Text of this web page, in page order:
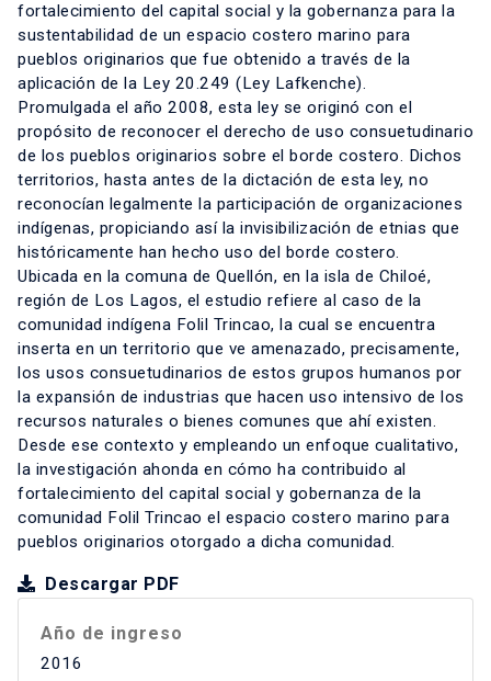
fortalecimiento del capital social y la gobernanza para la
sustentabilidad de un espacio costero marino para
pueblos originarios que fue obtenido a través de la
aplicación de la Ley 20.249 (Ley Lafkenche).
Promulgada el año 2008, esta ley se originó con el
propósito de reconocer el derecho de uso consuetudinario
de los pueblos originarios sobre el borde costero. Dichos
territorios, hasta antes de la dictación de esta ley, no
reconocían legalmente la participación de organizaciones
indígenas, propiciando así la invisibilización de etnias que
históricamente han hecho uso del borde costero.
Ubicada en la comuna de Quellón, en la isla de Chiloé,
región de Los Lagos, el estudio refiere al caso de la
comunidad indígena Folil Trincao, la cual se encuentra
inserta en un territorio que ve amenazado, precisamente,
los usos consuetudinarios de estos grupos humanos por
la expansión de industrias que hacen uso intensivo de los
recursos naturales o bienes comunes que ahí existen.
Desde ese contexto y empleando un enfoque cualitativo,
la investigación ahonda en cómo ha contribuido al
fortalecimiento del capital social y gobernanza de la
comunidad Folil Trincao el espacio costero marino para
pueblos originarios otorgado a dicha comunidad.
Descargar PDF
Año de ingreso
2016